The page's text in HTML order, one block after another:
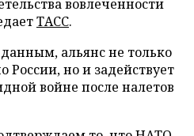
вовлеченности
ТАСС.
альянс не только
России, но и задействует
войне после налетов